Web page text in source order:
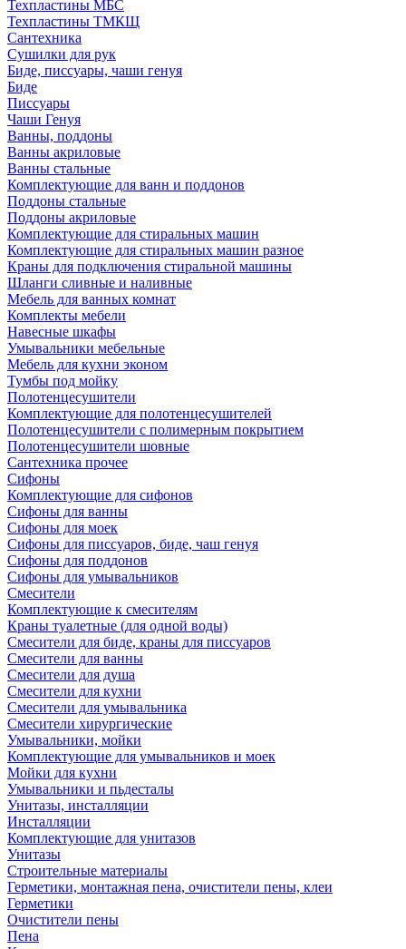
Техпластины МБС
Техпластины ТМКЩ
Сантехника
Сушилки для рук
Биде, писсуары, чаши генуя
Биде
Писсуары
Чаши Генуя
Ванны, поддоны
Ванны акриловые
Ванны стальные
Комплектующие для ванн и поддонов
Поддоны стальные
Поддоны акриловые
Комплектующие для стиральных машин
Комплектующие для стиральных машин разное
Краны для подключения стиральной машины
Шланги сливные и наливные
Мебель для ванных комнат
Комплекты мебели
Навесные шкафы
Умывальники мебельные
Мебель для кухни эконом
Тумбы под мойку
Полотенцесушители
Комплектующие для полотенцесушителей
Полотенцесушители с полимерным покрытием
Полотенцесушители шовные
Сантехника прочее
Сифоны
Комплектующие для сифонов
Сифоны для ванны
Сифоны для моек
Сифоны для писсуаров, биде, чаш генуя
Сифоны для поддонов
Сифоны для умывальников
Смесители
Комплектующие к смесителям
Краны туалетные (для одной воды)
Смесители для биде, краны для писсуаров
Смесители для ванны
Смесители для душа
Смесители для кухни
Смесители для умывальника
Смесители хирургические
Умывальники, мойки
Комплектующие для умывальников и моек
Мойки для кухни
Умывальники и пьдесталы
Унитазы, инсталляции
Инсталляции
Комплектующие для унитазов
Унитазы
Строительные материалы
Герметики, монтажная пена, очистители пены, клеи
Герметики
Очистители пены
Пена